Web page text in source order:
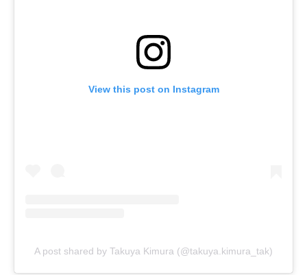
View this post on Instagram
A post shared by Takuya Kimura (@takuya.kimura_tak)